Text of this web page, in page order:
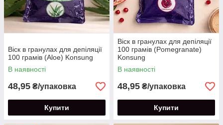
Віск в гранулах для депіляції
100 грамів (Aloe) Konsung
В наявності
48,95 ₴/упаковка
Купити
Віск в гранулах для депіляції
100 грамів (Pomegranate)
Konsung
В наявності
48,95 ₴/упаковка
Купити